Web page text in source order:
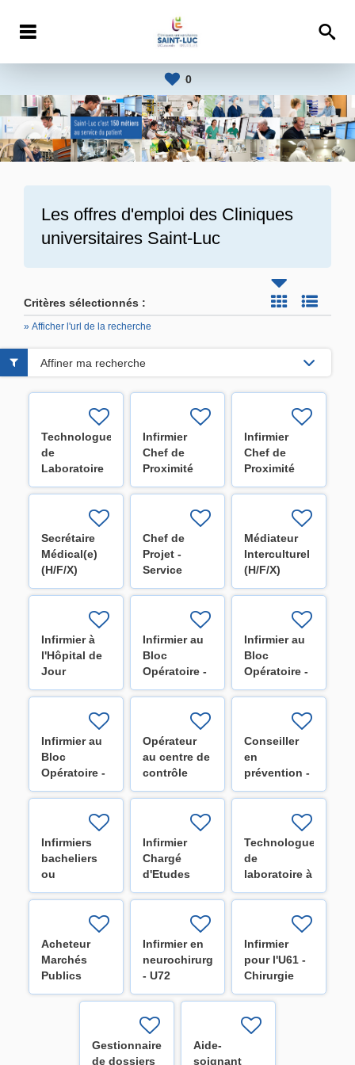
0
Les offres d'emploi des Cliniques
universitaires Saint-Luc
Critères sélectionnés :
» Afficher l'url de la recherche
Technologue
de
Laboratoire
(H/F/X)
Infirmier
Chef de
Proximité
pour l'unité
neurochirurgie
(H/F/X)
Infirmier
Chef de
Proximité
pour les
d'oncologie
(H/F/X)
Secrétaire
Médical(e)
(H/F/X)
Chef de
Projet -
Service
Optimisation
Médiateur
Interculturel
(H/F/X)
Infirmier à
l'Hôpital de
Jour
HospiDay
Infirmier au
Bloc
Opératoire -
Secteur
Infirmier au
Bloc
Opératoire -
Secteur
Infirmier au
Bloc
Opératoire -
Secteur
Opérateur
au centre de
contrôle
technique
Conseiller
en
prévention -
Niveau 1
Infirmiers
bacheliers
ou
spécialisés
équipes de
la mobilité
H/F
Infirmier
Chargé
d'Etudes
Cliniques -
Technologue
de
laboratoire à
l'Unité de
cellulaire
hématologique
(H/F/X)
Acheteur
Marchés
Publics
(H/F/X)
Infirmier en
neurochirurgie
- U72
Infirmier
pour l'U61 -
Chirurgie
cardiovasculaire
thoracique
Gestionnaire
de dossiers
Aide-
soignant
Affiner ma recherche